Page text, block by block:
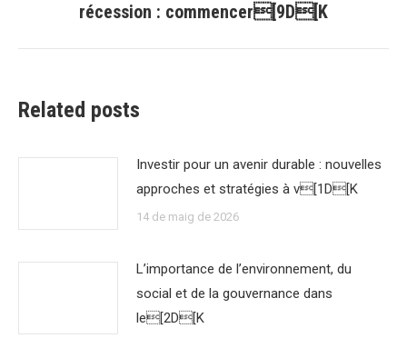
post:
récession : commencer[9D[K
Related posts
Investir pour un avenir durable : nouvelles
approches et stratégies à v[1D[K
14 de maig de 2026
L’importance de l’environnement, du
social et de la gouvernance dans
le[2D[K